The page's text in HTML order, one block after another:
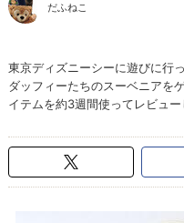
だふねこ
東京ディズニーシーに遊びに行
ダッフィーたちのスーベニアを
イテムを約3週間使ってレビュー